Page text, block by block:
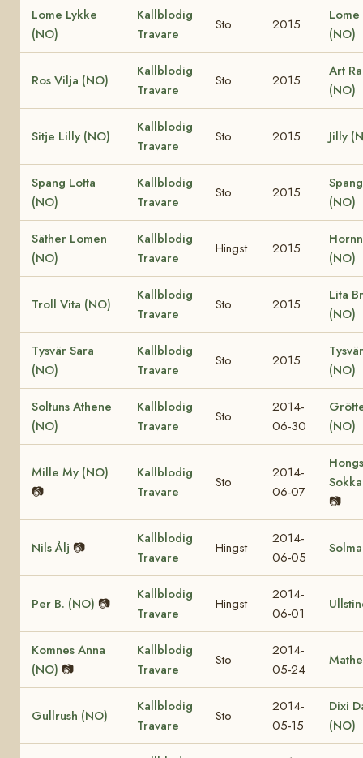
Lome Lykke
(NO)
Kallblodig
Travare
Sto 2015
(NO)
Ros Vilja (NO)
Kallblodig
Travare
Sto 2015
Art
(NO)
Sitje Lilly (NO)
Kallblodig
Travare
Sto 2015 Jilly
Spang Lotta
(NO)
Kallblodig
Travare
Sto 2015
(NO)
Säther Lomen
(NO)
Kallblodig
Travare
Hingst 2015
(NO)
Troll Vita (NO)
Kallblodig
Travare
Sto 2015
Lita
(NO)
Tysvär Sara
(NO)
Kallblodig
Travare
Sto 2015
(NO)
Soltuns Athene
(NO)
Kallblodig
Travare
Sto
2014-
06-30
(NO)
Mille My (NO)
📷
Kallblodig
Travare
Sto
2014-
06-07
📷
Nils Ålj 📷
Kallblodig
Travare
Hingst
2014-
06-05
Per B. (NO) 📷
Kallblodig
Travare
Hingst
2014-
06-01
Komnes Anna
(NO) 📷
Kallblodig
Travare
Sto
2014-
05-24
Gullrush (NO)
Kallblodig
Travare
Sto
2014-
05-15
Dixi
(NO)